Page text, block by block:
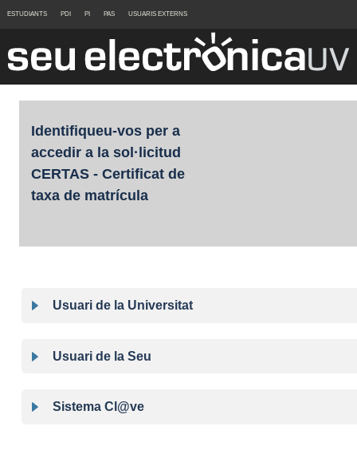
ESTUDIANTS PDI PI PAS USUARIS EXTERNS
Identifiqueu-vos per a
accedir a la sol·licitud
CERTAS - Certificat de
taxa de matrícula